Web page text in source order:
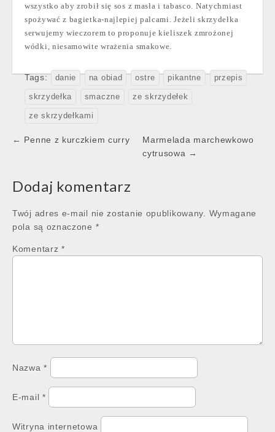
wszystko aby zrobił się sos z masła i tabasco. Natychmiast
spożywać z bagietka-najlepiej palcami. Jeżeli skrzydełka
serwujemy wieczorem to proponuje kieliszek zmrożonej
wódki, niesamowite wrażenia smakowe.
Tags: danie na obiad ostre pikantne przepis
skrzydełka smaczne ze skrzydełek
ze skrzydełkami
Post
← Penne z kurczkiem curry
Marmelada marchewkowo
cytrusowa →
Dodaj komentarz
Twój adres e-mail nie zostanie opublikowany.
Wymagane
pola są oznaczone *
Komentarz *
Nazwa*
E-mail *
Witryna internetowa